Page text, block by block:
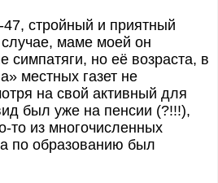
стройный и приятный
маме моей он
симпатяги, но её возраста, в
местных газет не
на свой активный для
был уже на пенсии (?!!!),
то из многочисленных
по образованию был